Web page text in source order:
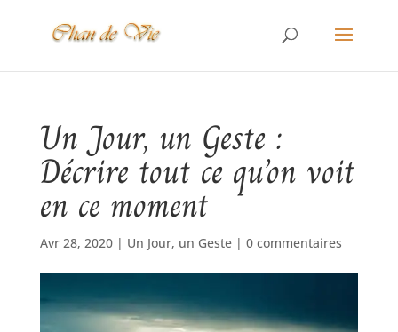
Un Jour, un Geste :
Décrire tout ce qu’on voit
en ce moment
Avr 28, 2020| Un Jour, un Geste| 0 commentaires